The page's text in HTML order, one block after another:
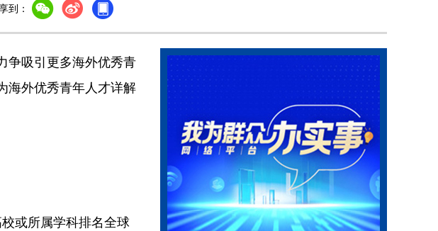
到：
吸引更多海外优秀青
海外优秀青年人才详解
或所属学科排名全球